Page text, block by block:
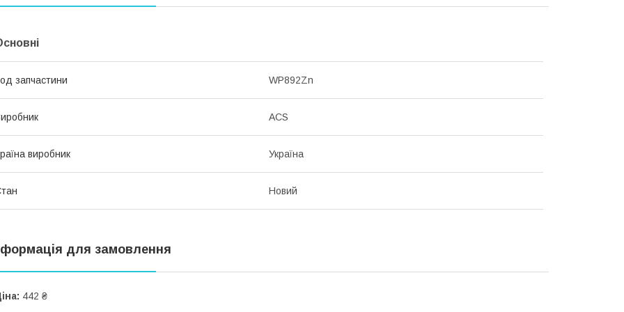
запчастини WP892Zn
ACS
виробник Україна
Новий
для замовлення
442 ₴